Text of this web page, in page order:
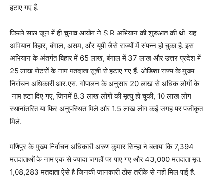
हटाए गए हैं.
पिछले साल जून में ही चुनाव आयोग ने SIR अभियान की शुरुआत की थी. यह
अभियान बिहार, बंगाल, असम, और यूपी जैसे राज्यों में संपन्न हो चुका है. इस
अभियान के अंतर्गत बिहार में 65 लाख, बंगाल में 37 लाख और उत्तर प्रदेश में
25 लाख वोटरों के नाम मतदाता सूची से हटाए गए हैं. ओडिशा राज्य के मुख्य
निर्वाचन अधिकारी आर.एस. गोपालन के अनुसार 20 लाख से अधिक लोगों के
नाम हटा दिए गए, जिनमें 8.3 लाख लोगों की मृत्यु हो चुकी, 10 लाख लोग
स्थानांतरित या फिर अनुपस्थित मिले और 1.5 लाख लोग कई जगह पर पंजीकृत
मिले.
मणिपुर के मुख्य निर्वाचन अधिकारी अरुण कुमार सिन्हा ने बताया कि 7,394
मतदाताओं के नाम एक से ज्यादा जगहों पर पाए गए और 43,000 मतदाता मृत.
1,08,283 मतदाता ऐसे है जिनकी जानकारी ठोस तरीके से नहीं मिल पाई है.